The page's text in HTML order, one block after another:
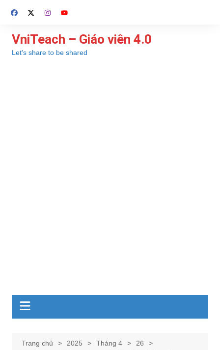
đến
dung
VniTeach – Giáo viên 4.0
Let's share to be shared
Trang chủ 2025 Tháng 4
26